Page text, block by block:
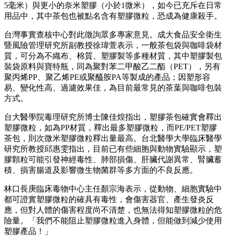
5毫米）與更小的奈米塑膠（小於1微米），如今已充斥在日常
用品中，其中茶包也被點名含有塑膠微粒，恐成為健康殺手。
台灣事實查核中心對此徵詢眾多專家意見。成大食品安全衛生
暨風險管理研究所副教授徐瑋萱表示，一般茶包袋與咖啡袋材
質，可分為不織布、棉質、塑膠製等多種材質，其中塑膠製包
裝袋原料與寶特瓶，同為聚對苯二甲酸乙二酯（PET），另有
聚丙烯PP、聚乙烯PE或聚醯胺PA等製成的產品；因塑形容
易、變化性高、過濾效果佳，為目前最常見的茶葉與咖啡包裝
方式。
台大醫學院毒理研究所博士陳佳煌指出，塑膠茶包確實會釋出
塑膠微粒，如為PP材質，釋出最多塑膠微粒，而PE/PET塑膠
茶包，則次微米塑膠微粒釋出量最高。台北醫學大學臨床醫學
研究所教授邱惠雯指出，目前已有些細胞與動物實驗顯示，塑
膠顆粒可能引發神經毒性、肺部損傷、肝臟代謝異常、腎臟蓄
積、損害腸道及影響微生物菌群等多方面的不良反應。
林口長庚臨床毒物中心主任顏宗海表示，從動物、細胞實驗中
都可證實塑膠微粒的確具有毒性，會傷害器官、產生發炎反
應，但對人體的傷害程度尚不清楚，也無法得知塑膠微粒的危
險量。「我們不能阻止塑膠微粒進入身體，但能做到減少使用
塑膠產品！」